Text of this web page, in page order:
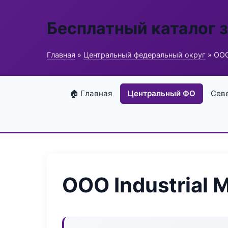
Бесплатный каталог
Главная » Центральный федеральный округ »
🏠 Главная Центральный ФО
ООО Industrial